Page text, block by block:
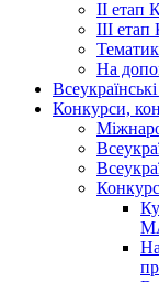
ІІ етап
ІІІ
На
Конкурси,